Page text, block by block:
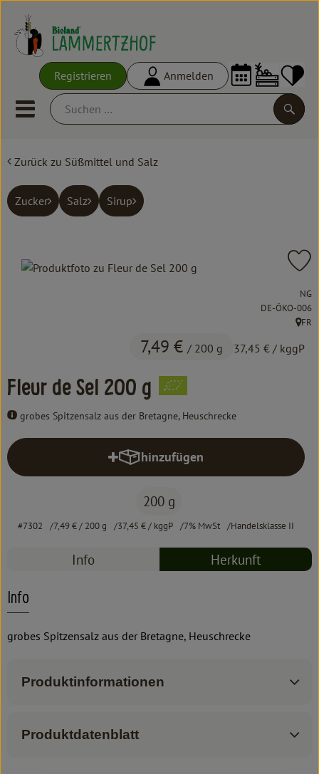
Registrieren Anmelden
Mobiles Menu öffnen oder
Ökokisten
Frisches
Vorratskammer
Getränke
Haushalt
Aktuelles
Zurück zu Süßmittel und Salz
Zucker Salz Sirup
Fleur de Sel 200 g
grobes Spitzensalz aus der Bretagne, Heuschrecke
7,49 € / 200 g 37,45 € / kggP
, Verband:
NG
, Kontrollstelle:
DE-ÖKO-006
,FR
hinzufügen
Produkt zum Warenkorb
200 g
#7302 7,49 €/ 200 g 37,45 €/ kggP 7% MwSt Handelsklasse II
Info Herkunft
Info
grobes Spitzensalz aus der Bretagne, Heuschrecke
Produktinformationen
Produktdatenblatt